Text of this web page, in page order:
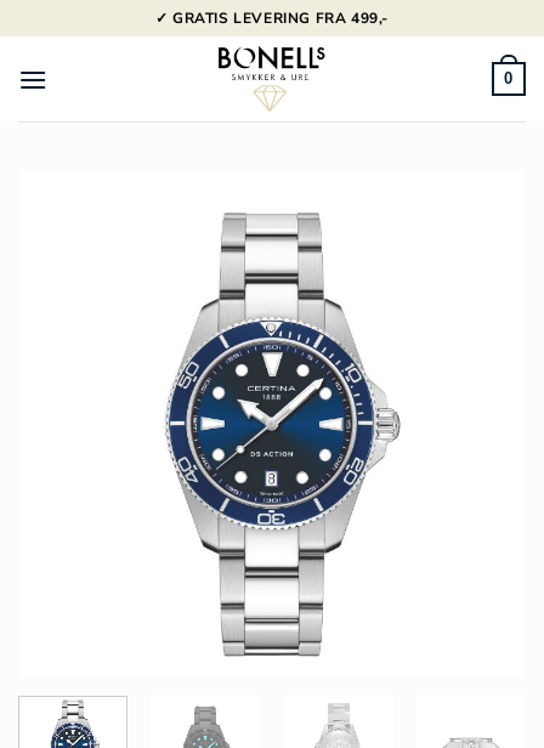
til
indhold
✓ GRATIS LEVERING FRA 499,-
0